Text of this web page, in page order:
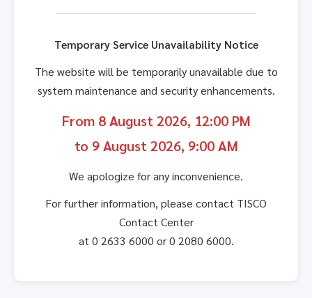
Temporary Service Unavailability Notice
The website will be temporarily unavailable due to
system maintenance and security enhancements.
From 8 August 2026, 12:00 PM
to 9 August 2026, 9:00 AM
We apologize for any inconvenience.
For further information, please contact TISCO
Contact Center
at 0 2633 6000 or 0 2080 6000.